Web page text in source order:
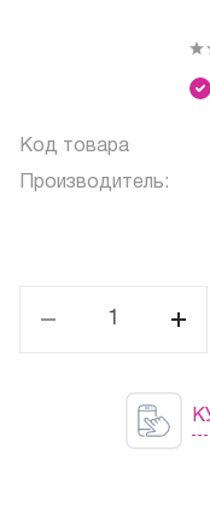
Код товара
Производитель: